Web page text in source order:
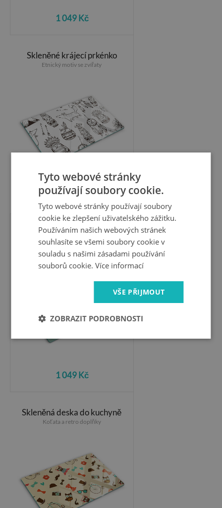
1 049 Kč
Skleněné krájecí prkénko
Etnický motiv se zvířaty
1 049 Kč
Krájecí prkénko skleněné
Horkovzdušné balóny
1 049 Kč
Skleněná deska do kuchyně
Koťata a retro doplňky
Tyto webové stránky
používají soubory cookie.
Tyto webové stránky používají soubory
cookie ke zlepšení uživatelského zážitku.
Používáním našich webových stránek
souhlasíte se všemi soubory cookie v
souladu s našimi zásadami používání
souborů cookie.Více informací
VŠE PŘIJMOUT
ZOBRAZIT PODROBNOSTI